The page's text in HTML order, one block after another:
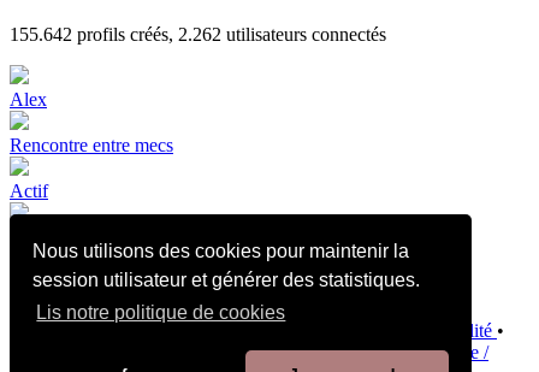
Nous utilisons des cookies pour maintenir la
session utilisateur et générer des statistiques.
Lis notre politique de cookies
155.642 profils créés, 2.262 utilisateurs connectés
Alex
Rencontre entre mecs
Actif
🇩🇿🔝BI
Politique de confidentialité •
Politique de sécurité des enfants•Aide /